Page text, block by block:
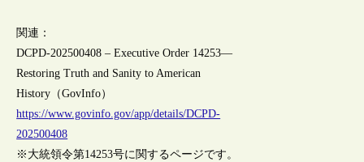
関連：
DCPD-202500408 – Executive Order 14253—
Restoring Truth and Sanity to American
History（GovInfo）
https://www.govinfo.gov/app/details/DCPD-
202500408
※大統領令第14253号に関するページです。